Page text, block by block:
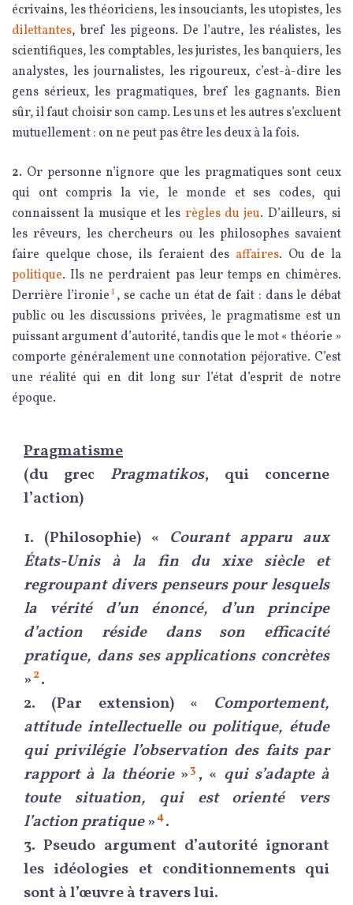
écrivains, les théoriciens, les insouciants, les utopistes, les
dilettantes, bref les pigeons. De l’autre, les réalistes, les
scientifiques, les comptables, les juristes, les banquiers, les
analystes, les journalistes, les rigoureux, c’est-à-dire les
gens sérieux, les pragmatiques, bref les gagnants. Bien
sûr, il faut choisir son camp. Les uns et les autres s’excluent
mutuellement : on ne peut pas être les deux à la fois.
2. Or personne n’ignore que les pragmatiques sont ceux
qui ont compris la vie, le monde et ses codes, qui
connaissent la musique et les règles du jeu. D’ailleurs, si
les rêveurs, les chercheurs ou les philosophes savaient
faire quelque chose, ils feraient des affaires. Ou de la
politique. Ils ne perdraient pas leur temps en chimères.
Derrière l’ironie 1 , se cache un état de fait : dans le débat
public ou les discussions privées, le pragmatisme est un
puissant argument d’autorité, tandis que le mot « théorie »
comporte généralement une connotation péjorative. C’est
une réalité qui en dit long sur l’état d’esprit de notre
époque.
Pragmatisme
(du grec Pragmatikos, qui concerne
l’action)
1. (Philosophie) « Courant apparu aux
États-Unis à la fin du xixe siècle et
regroupant divers penseurs pour lesquels
la vérité d’un énoncé, d’un principe
d’action réside dans son efficacité
pratique, dans ses applications concrètes
»2.
2. (Par extension) « Comportement,
attitude intellectuelle ou politique, étude
qui privilégie l’observation des faits par
rapport à la théorie»3 , « qui s’adapte à
toute situation, qui est orienté vers
l’action pratique»4.
3. Pseudo argument d’autorité ignorant
les idéologies et conditionnements qui
sont à l’œuvre à travers lui.